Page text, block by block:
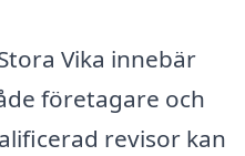
Vika innebär
företagare och
revisor kan